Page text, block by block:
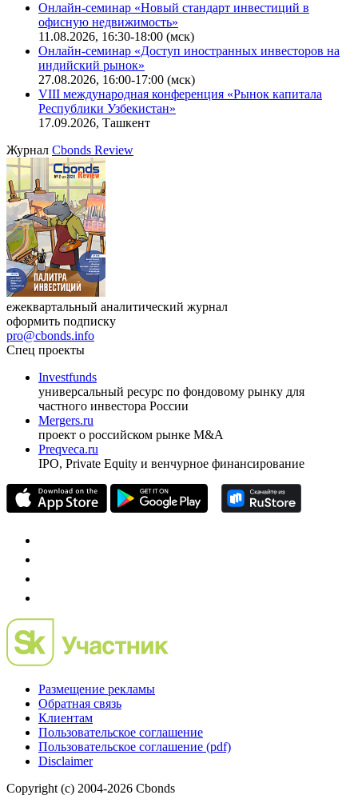
Онлайн-семинар «Новый стандарт инвестиций в
офисную недвижимость»
11.08.2026, 16:30-18:00 (мск)
Онлайн-семинар «Доступ иностранных инвесторов на
индийский рынок»
27.08.2026, 16:00-17:00 (мск)
VIII международная конференция «Рынок капитала
Республики Узбекистан»
17.09.2026, Ташкент
Журнал Cbonds Review
ежеквартальный аналитический журнал
оформить подписку
pro@cbonds.info
Спец проекты
Investfunds
универсальный ресурс по фондовому рынку для
частного инвестора России
Mergers.ru
проект о российском рынке M&A
Preqveca.ru
IPO, Private Equity и венчурное финансирование
Размещение рекламы
Обратная связь
Клиентам
Пользовательское соглашение
Пользовательское соглашение (pdf)
Disclaimer
Copyright (c) 2004-2026 Cbonds